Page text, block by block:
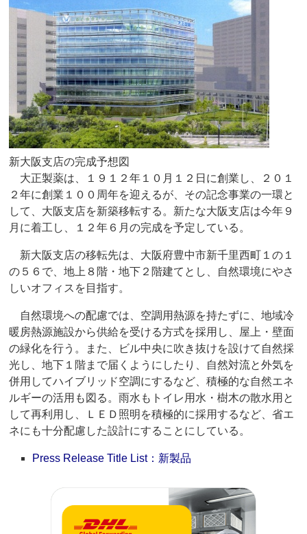
新大阪支店の完成予想図
大正製薬は、１９１２年１０月１２日に創業し、２０１
２年に創業１００周年を迎えるが、その記念事業の一環と
して、大阪支店を新築移転する。新たな大阪支店は今年９
月に着工し、１２年６月の完成を予定している。
新大阪支店の移転先は、大阪府豊中市新千里西町１の１
の５６で、地上８階・地下２階建てとし、自然環境にやさ
しいオフィスを目指す。
自然環境への配慮では、空調用熱源を持たずに、地域冷
暖房熱源施設から供給を受ける方式を採用し、屋上・壁面
の緑化を行う。また、ビル中央に吹き抜けを設けて自然採
光し、地下１階まで届くようにしたり、自然対流と外気を
併用してハイブリッド空調にするなど、積極的な自然エネ
ルギーの活用も図る。雨水もトイレ用水・樹木の散水用と
して再利用し、ＬＥＤ照明を積極的に採用するなど、省エ
ネにも十分配慮した設計にすることにしている。
Press Release Title List：新製品